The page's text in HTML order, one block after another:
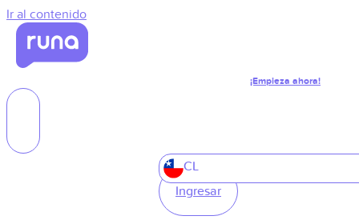
Ir al contenido
¡Empieza ahora!
CL
Ingresar